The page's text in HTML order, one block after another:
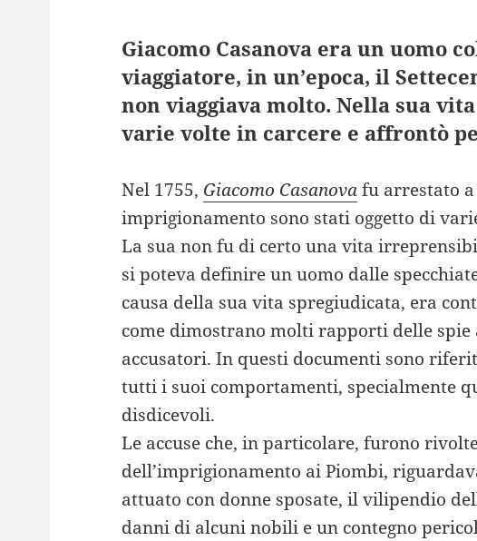
Giacomo Casanova era un uomo
viaggiatore, in un’epoca, il
non viaggiava molto. Nella sua
varie volte in carcere e affrontò
Nel 1755, Giacomo Casanovafu arrestato
imprigionamento sono stati oggetto di
La sua non fu di certo una vita
si poteva definire un uomo dalle
causa della sua vita spregiudicata, era
come dimostrano molti rapporti delle spie
accusatori. In questi documenti sono
tutti i suoi comportamenti, specialmente
disdicevoli.
Le accuse che, in particolare, furono
dell’imprigionamento ai Piombi,
attuato con donne sposate, il vilipendio
danni di alcuni nobili e un contegno